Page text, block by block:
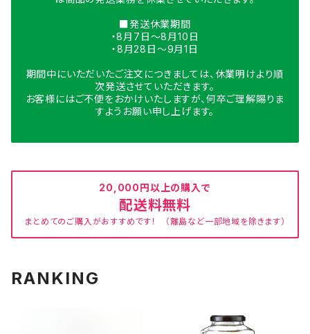
■発送休業期間
・8月7日〜8月10日
・8月28日〜9月1日
期間中にいただいたご注文につきましては、休業明けより順
次発送させていただきます。
お客様にはご不便をおかけいたしますが、何卒ご理解賜りま
すようお願い申し上げます。
20,000円以上の購入で
配送料無料
まとめてのご購入がおすすめです！ （離島など一部地域を除きます）
RANKING